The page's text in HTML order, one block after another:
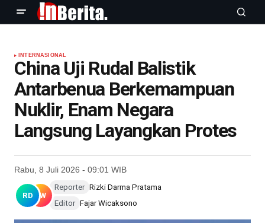
INTERNASIONAL
China Uji Rudal Balistik
Antarbenua Berkemampuan
Nuklir, Enam Negara
Langsung Layangkan Protes
Rabu, 8 Juli 2026 - 09:01 WIB
RD FW
Reporter Rizki Darma Pratama
Editor Fajar Wicaksono